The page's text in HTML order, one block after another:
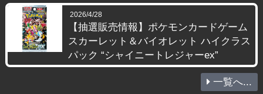
2026/4/28
【抽選販売情報】ポケモンカードゲーム
スカーレット＆バイオレット ハイクラス
パック “シャイニートレジャーex”
一覧へ...